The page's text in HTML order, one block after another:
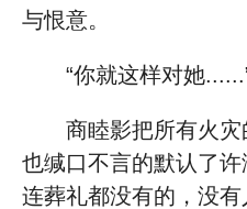
与恨意。
“你就这样对她
商睦影把所有火
也缄口不言的默认了
连葬礼都没有的，没有